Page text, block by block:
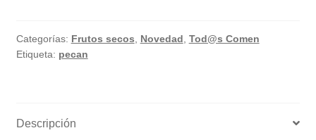
x
500gr
Categorías: Frutos secos Novedad Tod@s Comen
Etiqueta: pecan
Descripción